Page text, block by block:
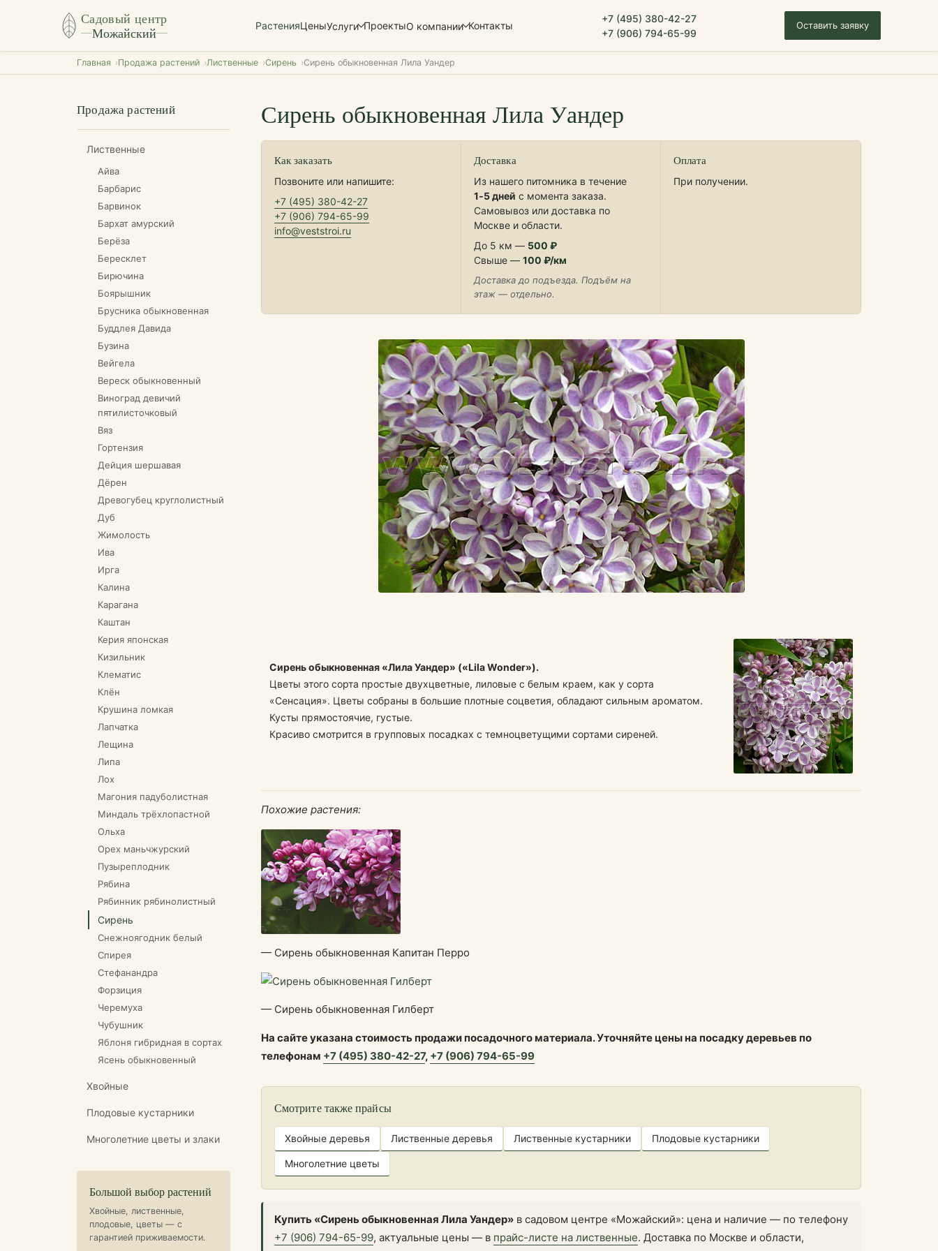
Садовый центр
Можайский
РастенияЦеныУслуги ПроектыО компании Контакты
+7 (495) 380-42-27
+7 (906) 794-65-99
Оставить заявку
Главная Продажа растений Лиственные Сирень Сирень обыкновенная Лила Уандер
Продажа растений
Лиственные
Айва
Барбарис
Барвинок
Бархат амурский
Берёза
Бересклет
Бирючина
Боярышник
Брусника обыкновенная
Буддлея Давида
Бузина
Вейгела
Вереск обыкновенный
Виноград девичий
пятилисточковый
Вяз
Гортензия
Дейция шершавая
Дёрен
Древогубец круглолистный
Дуб
Жимолость
Ива
Ирга
Калина
Карагана
Каштан
Керия японская
Кизильник
Клематис
Клён
Крушина ломкая
Лапчатка
Лещина
Липа
Лох
Магония падуболистная
Миндаль трёхлопастной
Ольха
Орех маньчжурский
Пузыреплодник
Рябина
Рябинник рябинолистный
Сирень
Снежноягодник белый
Спирея
Стефанандра
Форзиция
Черемуха
Чубушник
Яблоня гибридная в сортах
Ясень обыкновенный
Хвойные
Плодовые кустарники
Многолетние цветы и злаки
Большой выбор растений
Хвойные, лиственные,
плодовые, цветы — с
гарантией приживаемости.
Сирень обыкновенная Лила Уандер
Как заказать
Позвоните или напишите:
+7 (495) 380-42-27
+7 (906) 794-65-99
info@veststroi.ru
Доставка
Из нашего питомника в течение
1‑5 дней с момента заказа.
Самовывоз или доставка по
Москве и области.
До 5 км — 500 ₽
Свыше — 100 ₽/км
Доставка до подъезда. Подъём на
этаж — отдельно.
Оплата
При получении.
Сирень обыкновенная «Лила Уандер» («Lila Wonder»).
Цветы этого сорта простые двухцветные, лиловые с белым краем, как у сорта
«Сенсация». Цветы собраны в большие плотные соцветия, обладают сильным ароматом.
Кусты прямостоячие, густые.
Красиво смотрится в групповых посадках с темноцветущими сортами сиреней.
Похожие растения:
— Сирень обыкновенная Капитан Перро
— Сирень обыкновенная Гилберт
На сайте указана стоимость продажи посадочного материала. Уточняйте цены на посадку деревьев по
телефонам +7 (495) 380-42-27, +7 (906) 794-65-99
Смотрите также прайсы
Хвойные деревья Лиственные деревья Лиственные кустарники Плодовые кустарники
Многолетние цветы
Купить «Сирень обыкновенная Лила Уандер» в садовом центре «Можайский»: цена и наличие — по телефону
+7 (906) 794-65-99, актуальные цены — в прайс-листе на лиственные. Доставка по Москве и области,